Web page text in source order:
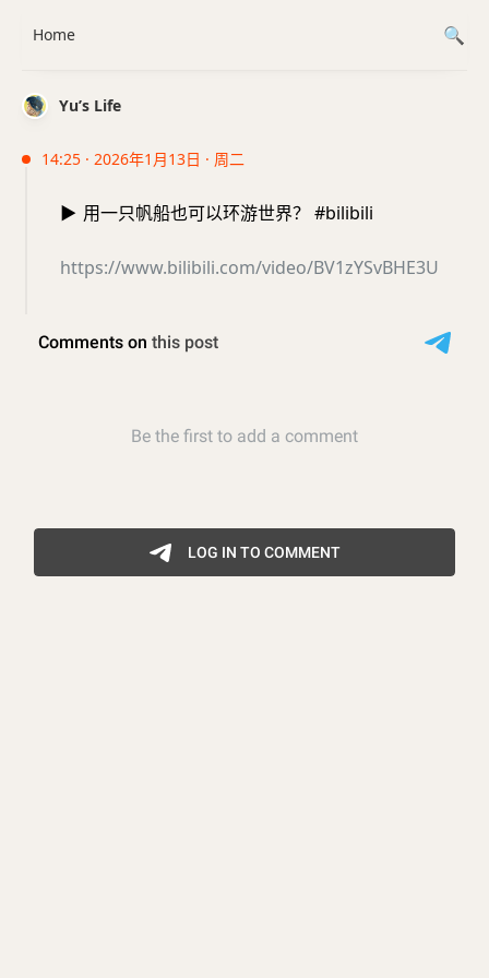
Yu’s Life
14:25 · 2026年1月13日 · 周二
▶️ 用一只帆船也可以环游世界？ #bilibili
https://www.bilibili.com/video/BV1zYSvBHE3U
Home